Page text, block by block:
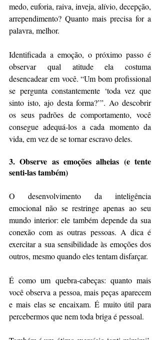
medo, euforia, raiva, inveja, alívio, decepção,
arrependimento? Quanto mais precisa for a
palavra, melhor.
Identificada a emoção, o próximo passo é
observar qual atitude ela costuma
desencadear em você. “Um bom profissional
se pergunta constantemente ‘toda vez que
sinto isto, ajo desta forma?’”. Ao descobrir
os seus padrões de comportamento, você
consegue adequá-los a cada momento da
vida, em vez de se tornar escravo deles.
3. Observe as emoções alheias (e tente
senti-las também)
O desenvolvimento da inteligência
emocional não se restringe apenas ao seu
mundo interior: ele também depende da sua
conexão com as outras pessoas. A dica é
exercitar a sua sensibilidade às emoções dos
outros, mesmo quando eles tentam disfarçar.
É como um quebra-cabeças: quanto mais
você observa a pessoa, mais peças aparecem
e mais elas se encaixam. É muito útil para
percebermos que nem toda briga é pessoal.